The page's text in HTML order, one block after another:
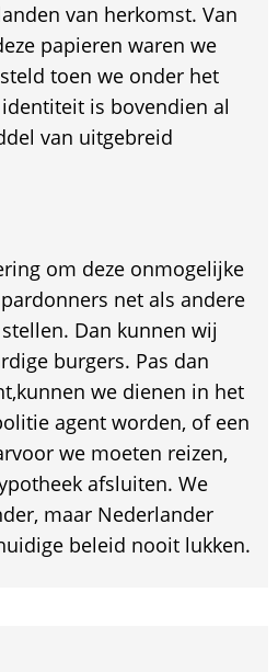
van herkomst. Van
papieren waren we
toen we onder het
is bovendien al
van uitgebreid
om deze onmogelijke
net als andere
Dan kunnen wij
burgers. Pas dan
we dienen in het
agent worden, of een
we moeten reizen,
afsluiten. We
maar Nederlander
beleid nooit lukken.